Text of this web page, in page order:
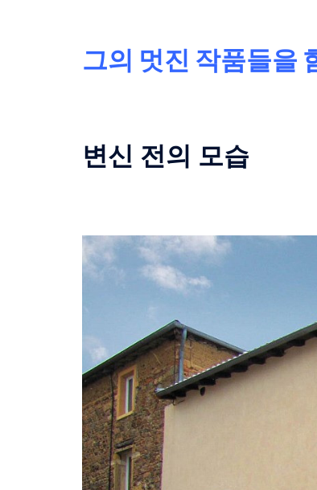
그의 멋진 작품들을
변신 전의 모습